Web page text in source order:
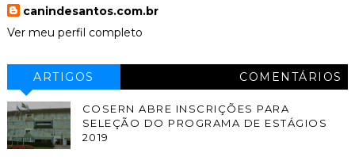
canindesantos.com.br
Ver meu perfil completo
ARTIGOS COMENTÁRIOS
COSERN ABRE INSCRIÇÕES PARA
SELEÇÃO DO PROGRAMA DE ESTÁGIOS
2019